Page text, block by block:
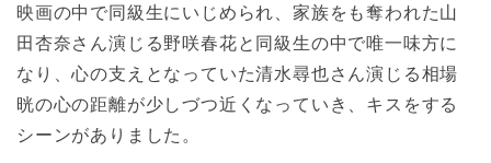
映画の中で同級生にいじめられ、家族をも奪われた山
田杏奈さん演じる野咲春花と同級生の中で唯一味方に
なり、心の支えとなっていた清水尋也さん演じる相場
晄の心の距離が少しづつ近くなっていき、キスをする
シーンがありました。